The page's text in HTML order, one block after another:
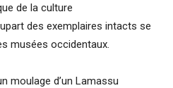
de la culture
des exemplaires intacts se
musées occidentaux.
moulage d’un Lamassu